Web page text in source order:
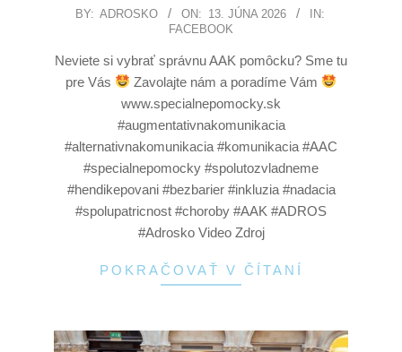
BY: ADROSKO ON: 13. JÚNA 2026
IN:
FACEBOOK
Neviete si vybrať správnu AAK pomôcku? Sme tu
pre Vás
Zavolajte nám a poradíme Vám
www.specialnepomocky.sk
#augmentativnakomunikacia
#alternativnakomunikacia #komunikacia #AAC
#specialnepomocky #spolutozvladneme
#hendikepovani #bezbarier #inkluzia #nadacia
#spolupatricnost #choroby #AAK #ADROS
#Adrosko Video Zdroj
POKRAČOVAŤ V ČÍTANÍ